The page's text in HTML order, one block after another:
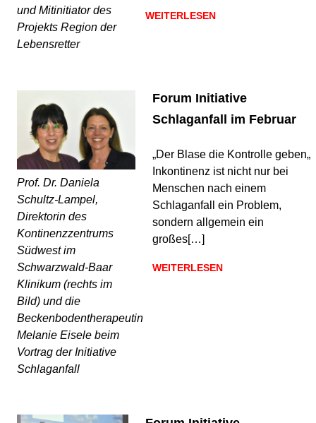
und Mitinitiator des
Projekts Region der
Lebensretter
WEITERLESEN
Prof. Dr. Daniela
Schultz-Lampel,
Direktorin des
Kontinenzzentrums
Südwest im
Schwarzwald-Baar
Klinikum (rechts im
Bild) und die
Beckenbodentherapeutin
Melanie Eisele beim
Vortrag der Initiative
Schlaganfall
Forum Initiative
Schlaganfall im Februar
„Der Blase die Kontrolle geben„
Inkontinenz ist nicht nur bei
Menschen nach einem
Schlaganfall ein Problem,
sondern allgemein ein
großes[…]
WEITERLESEN